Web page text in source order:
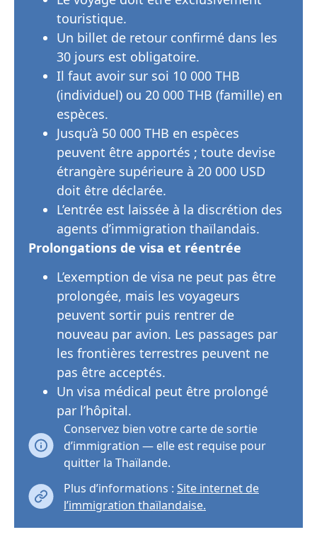
touristique.
Un billet de retour confirmé dans les
30 jours est obligatoire.
Il faut avoir sur soi 10 000 THB
(individuel) ou 20 000 THB (famille) en
espèces.
Jusqu’à 50 000 THB en espèces
peuvent être apportés ; toute devise
étrangère supérieure à 20 000 USD
doit être déclarée.
L’entrée est laissée à la discrétion des
agents d’immigration thaïlandais.
Prolongations de visa et réentrée
L’exemption de visa ne peut pas être
prolongée, mais les voyageurs
peuvent sortir puis rentrer de
nouveau par avion. Les passages par
les frontières terrestres peuvent ne
pas être acceptés.
Un visa médical peut être prolongé
par l’hôpital.
Conservez bien votre carte de sortie
d’immigration — elle est requise pour
quitter la Thaïlande.
Plus d’informations : Site internet de
l’immigration thaïlandaise.